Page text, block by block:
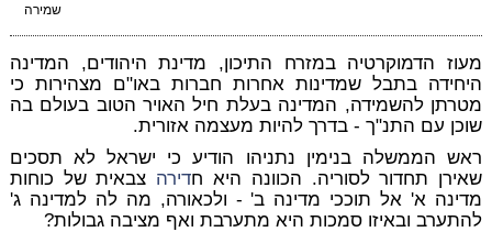
שמירה
מעוז הדמוקרטיה במזרח התיכון, מדינת היהודים, המדינה
היחידה בתבל שמדינות אחרות חברות באו"ם מצהירות כי
מטרתן להשמידה, המדינה בעלת חיל האויר הטוב בעולם בה
שוכן עם התנ"ך - בדרך להיות מעצמה אזורית.
ראש הממשלה בנימין נתניהו הודיע כי ישראל לא תסכים
שאירן תחדור לסוריה. הכוונה היא חדירה צבאית של כוחות
מדינה א' אל תוככי מדינה ב' - ולכאורה, מה לה למדינה ג'
להתערב ובאיזו סמכות היא מתערבת ואף מציבה גבולות?